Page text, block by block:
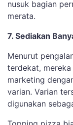
nusuk bagian
merata.
7. Sediakan
Menurut
terdekat,
marketing
varian. Varian
digunakan